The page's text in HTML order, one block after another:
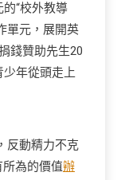
“校外教導
單元，展開英
錢贊助先生20
年從頭走上
動精力不克
為的價值辦